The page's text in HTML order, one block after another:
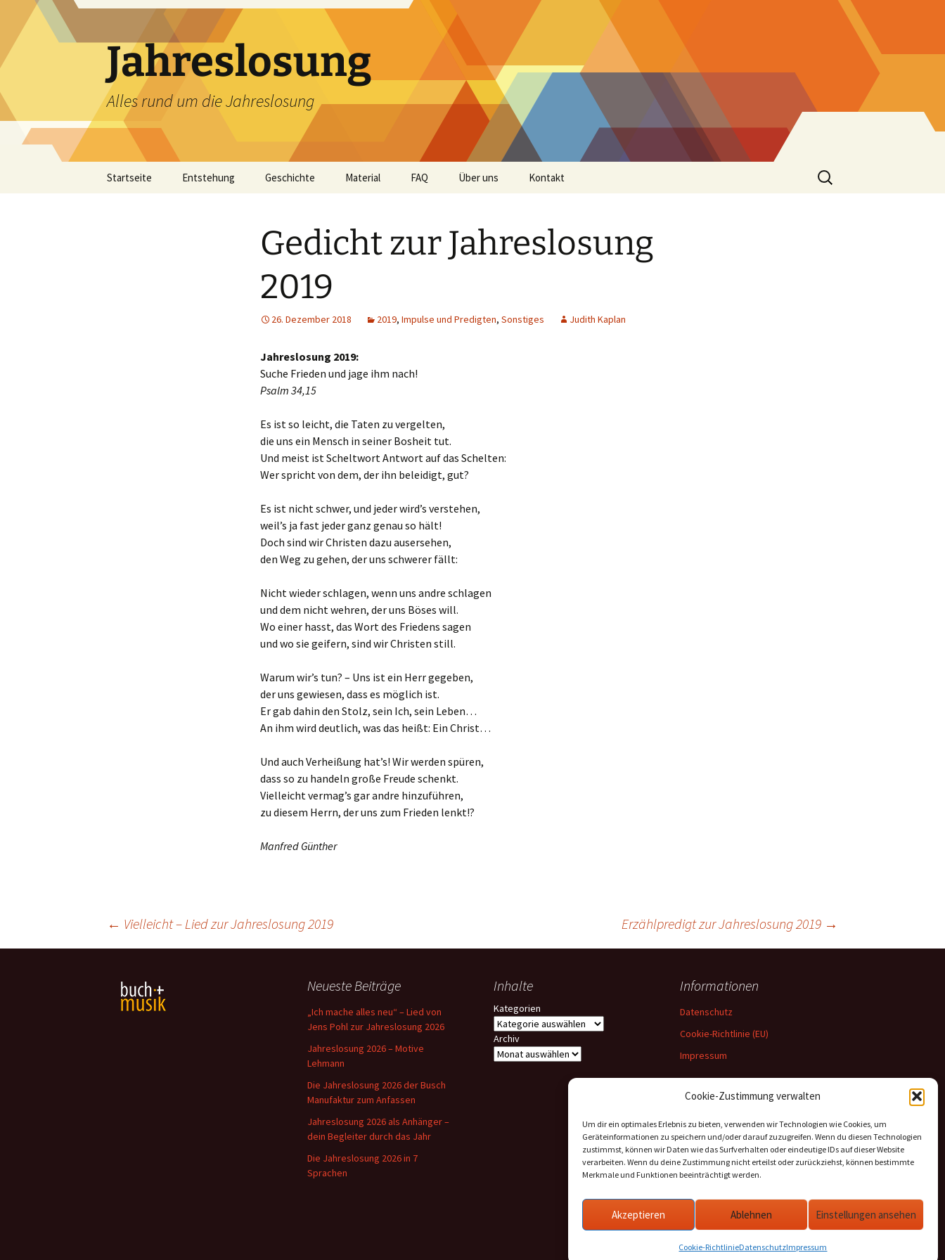
Cookie-Zustimmung verwalten
Um dir ein optimales Erlebnis zu bieten, verwenden wir Technologien wie Cookies, um
Geräteinformationen zu speichern und/oder darauf zuzugreifen. Wenn du diesen Technologien
zustimmst, können wir Daten wie das Surfverhalten oder eindeutige IDs auf dieser Website
verarbeiten. Wenn du deine Zustimmung nicht erteilst oder zurückziehst, können bestimmte
Merkmale und Funktionen beeinträchtigt werden.
Akzeptieren Ablehnen Einstellungen ansehen
Cookie-RichtlinieDatenschutzImpressum
Inhalt
springen
Jahreslosung
Alles rund um die Jahreslosung
Startseite Entstehung Geschichte Material
Audio
Lieder
Noten
Video
Material 2026
Material 2025
Älteres Material Material 2024
Sonstiges
FAQ Über uns Kontakt
Suchen
nach:
Gedicht zur Jahreslosung
2019
26. Dezember 2018 2019, Impulse und Predigten, Sonstiges Judith Kaplan
Jahreslosung 2019:
Suche Frieden und jage ihm nach!
Psalm 34,15
Es ist so leicht, die Taten zu vergelten,
die uns ein Mensch in seiner Bosheit tut.
Und meist ist Scheltwort Antwort auf das Schelten:
Wer spricht von dem, der ihn beleidigt, gut?
Es ist nicht schwer, und jeder wird’s verstehen,
weil’s ja fast jeder ganz genau so hält!
Doch sind wir Christen dazu ausersehen,
den Weg zu gehen, der uns schwerer fällt:
Nicht wieder schlagen, wenn uns andre schlagen
und dem nicht wehren, der uns Böses will.
Wo einer hasst, das Wort des Friedens sagen
und wo sie geifern, sind wir Christen still.
Warum wir’s tun? – Uns ist ein Herr gegeben,
der uns gewiesen, dass es möglich ist.
Er gab dahin den Stolz, sein Ich, sein Leben…
An ihm wird deutlich, was das heißt: Ein Christ…
Und auch Verheißung hat’s! Wir werden spüren,
dass so zu handeln große Freude schenkt.
Vielleicht vermag’s gar andre hinzuführen,
zu diesem Herrn, der uns zum Frieden lenkt!?
Manfred Günther
Beitragsnavigation
← Vielleicht – Lied zur Jahreslosung 2019 Erzählpredigt zur Jahreslosung 2019 →
Neueste Beiträge
„Ich mache alles neu“ – Lied von
Jens Pohl zur Jahreslosung 2026
Jahreslosung 2026 – Motive
Lehmann
Die Jahreslosung 2026 der Busch
Manufaktur zum Anfassen
Jahreslosung 2026 als Anhänger –
dein Begleiter durch das Jahr
Die Jahreslosung 2026 in 7
Sprachen
Inhalte
Kategorien
Archiv
Informationen
Datenschutz
Cookie-Richtlinie (EU)
Impressum